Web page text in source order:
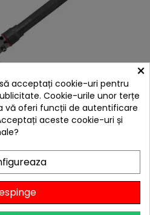
Cattara Panther 47cm -
lei
furnizor
în Coș
×
acceptați cookie-uri pentru
Cookie-urile unor terțe
vă oferi funcții de autentificare
aceste cookie-uri și
E